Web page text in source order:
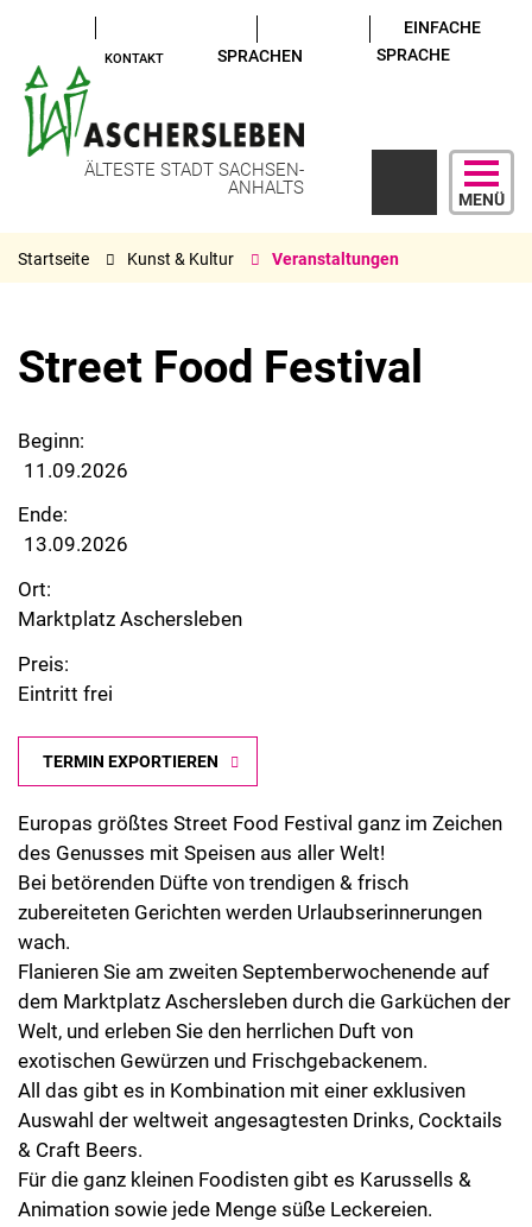
KONTAKT SPRACHEN
EINFACHE
SPRACHE
ÄLTESTE STADT SACHSEN-
ANHALTS
MENÜ
Startseite Kunst & Kultur Veranstaltungen
Street Food Festival
Beginn:
11.09.2026
Ende:
13.09.2026
Ort:
Marktplatz Aschersleben
Preis:
Eintritt frei
TERMIN EXPORTIEREN
Europas größtes Street Food Festival ganz im Zeichen
des Genusses mit Speisen aus aller Welt!
Bei betörenden Düfte von trendigen & frisch
zubereiteten Gerichten werden Urlaubserinnerungen
wach.
Flanieren Sie am zweiten Septemberwochenende auf
dem Marktplatz Aschersleben durch die Garküchen der
Welt, und erleben Sie den herrlichen Duft von
exotischen Gewürzen und Frischgebackenem.
All das gibt es in Kombination mit einer exklusiven
Auswahl der weltweit angesagtesten Drinks, Cocktails
& Craft Beers.
Für die ganz kleinen Foodisten gibt es Karussells &
Animation sowie jede Menge süße Leckereien.